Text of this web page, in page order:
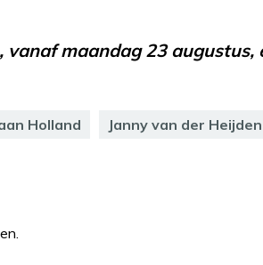
maandag 23 augustus,
Holland Janny van der Heijden